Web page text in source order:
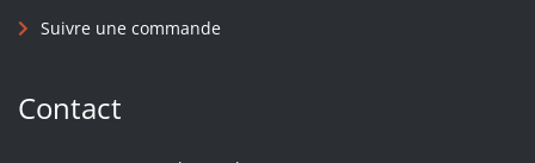
Suivre une commande
Contact